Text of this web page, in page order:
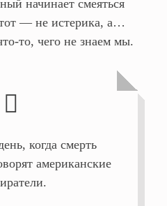
начинает смеяться
— не истерика, а…
то, чего не знаем мы.
когда смерть
американские